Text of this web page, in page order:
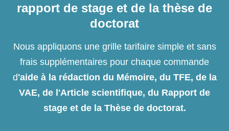
rapport de stage et de la thèse de
doctorat
Nous appliquons une grille tarifaire simple et sans
frais supplémentaires pour chaque commande
d'aide à la rédaction du Mémoire, du TFE, de la
VAE, de l'Article scientifique, du Rapport de
stage et de la Thèse de doctorat.